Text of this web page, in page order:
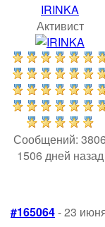
IRINKA
Активист
Сообщений:
1506 дней назад
#165064- 23